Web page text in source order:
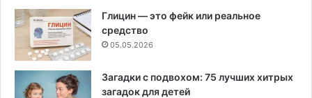
Глицин — это фейк или реальное
средство
05.05.2026
Загадки с подвохом: 75 лучших хитрых
загадок для детей